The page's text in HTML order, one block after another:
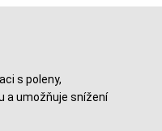
s poleny,
a umožňuje snížení